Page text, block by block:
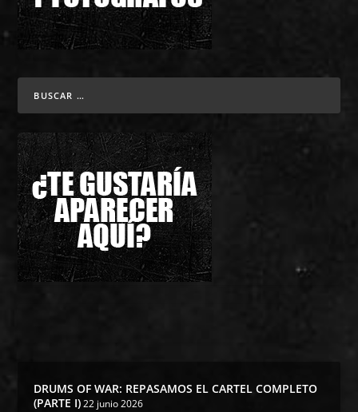
DRUMS OF WAR: REPASAMOS EL CARTEL COMPLETO
(PARTE I) 22 junio 2026